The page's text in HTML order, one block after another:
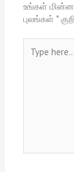
உங்கள்
புலங்கள்*
here..